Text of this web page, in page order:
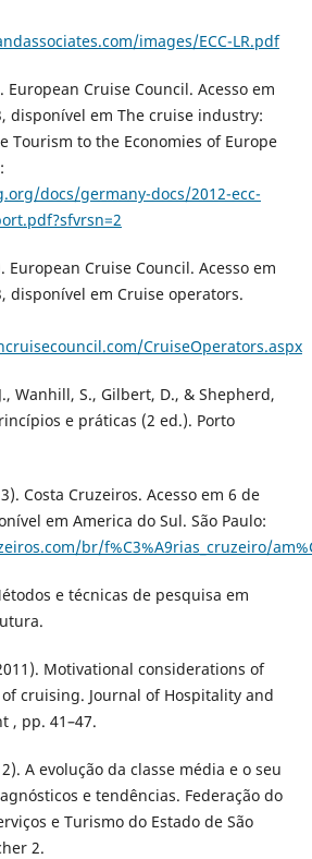
images/ECC-LR.pdf
European Cruise Council. Acesso em
disponível em The cruise industry:
Tourism to the Economies of Europe
docs/germany-docs/2012-ecc-
European Cruise Council. Acesso em
disponível em Cruise operators.
CruiseOperators.aspx
Wanhill, S., Gilbert, D., & Shepherd,
e práticas (2 ed.). Porto
Costa Cruzeiros. Acesso em 6 de
em America do Sul. São Paulo:
br/f%C3%A9rias_cruzeiro/
e técnicas de pesquisa em
Motivational considerations of
cruising. Journal of Hospitality and
, pp. 41–47.
A evolução da classe média e o seu
e tendências. Federação do
e Turismo do Estado de São
2.